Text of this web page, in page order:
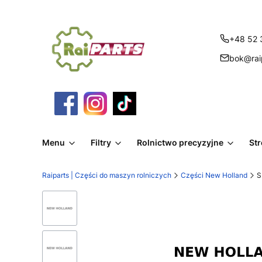
+48 52
Menu Filtry Rolnictwo precyzyjne
Raiparts | Części do maszyn rolniczych Części New Holland